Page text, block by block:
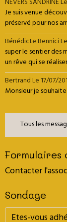
NEVERS SANDRINE
Je suis venue
préservé pour nos
Bénédicte Bennici
super le sentier
un rêve qui se
BertrandLe 17/07/
Monsieur je
Tous les
Formulaires
Contacter
Sondage
Etes-vous